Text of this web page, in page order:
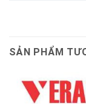
SẢN PHẨM